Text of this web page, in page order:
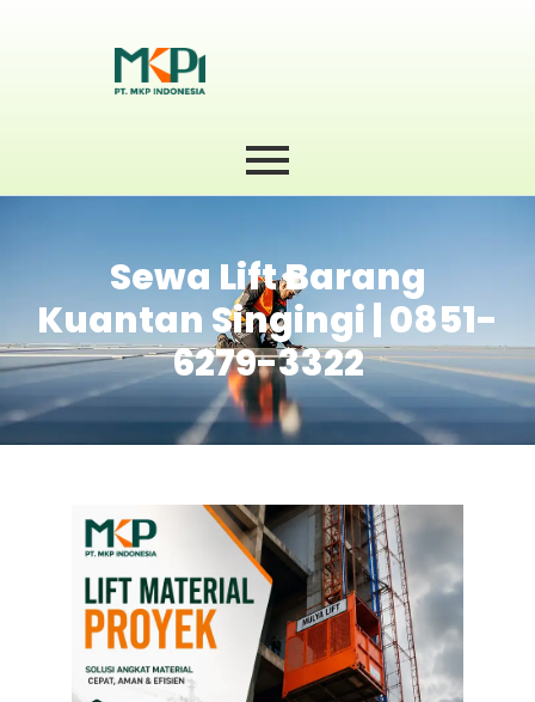
Sewa Lift Barang
Kuantan Singingi | 0851-
6279-3322